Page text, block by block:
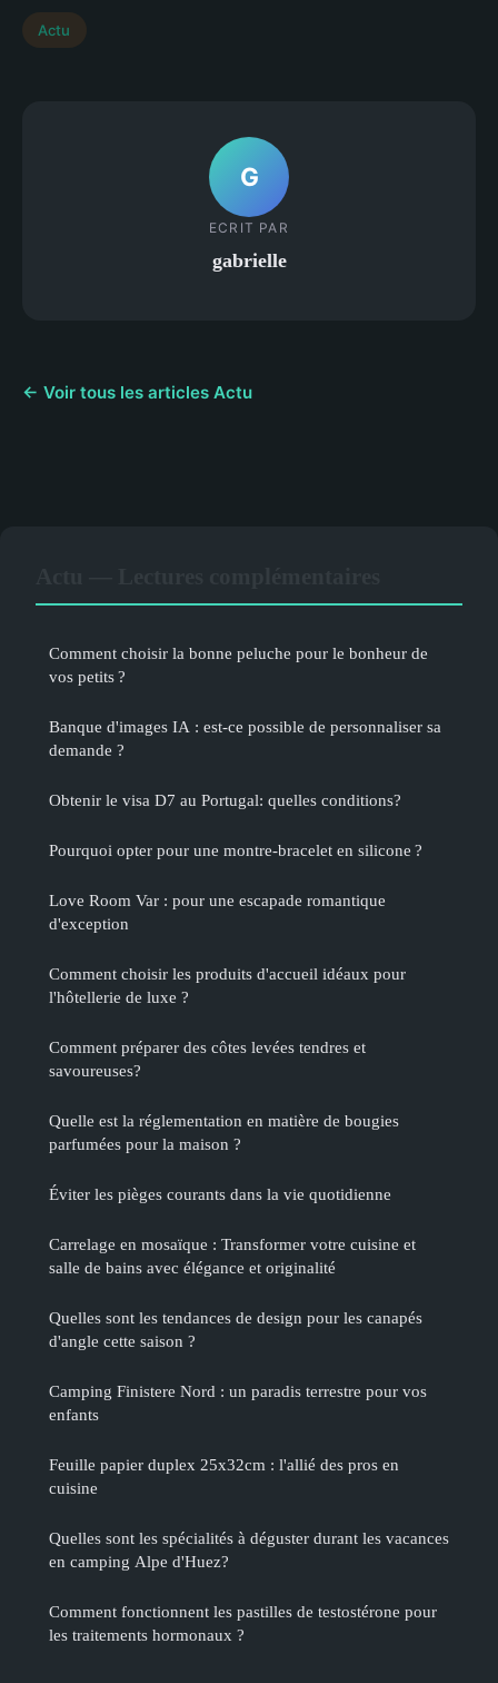
Actu
G
ECRIT PAR
gabrielle
← Voir tous les articles Actu
Comment choisir la bonne peluche pour le bonheur de
vos petits ?
Banque d'images IA : est-ce possible de personnaliser sa
demande ?
Obtenir le visa D7 au Portugal: quelles conditions?
Pourquoi opter pour une montre-bracelet en silicone ?
Love Room Var : pour une escapade romantique
d'exception
Comment choisir les produits d'accueil idéaux pour
l'hôtellerie de luxe ?
Comment préparer des côtes levées tendres et
savoureuses?
Quelle est la réglementation en matière de bougies
parfumées pour la maison ?
Éviter les pièges courants dans la vie quotidienne
Carrelage en mosaïque : Transformer votre cuisine et
salle de bains avec élégance et originalité
Quelles sont les tendances de design pour les canapés
d'angle cette saison ?
Camping Finistere Nord : un paradis terrestre pour vos
enfants
Feuille papier duplex 25x32cm : l'allié des pros en
cuisine
Quelles sont les spécialités à déguster durant les vacances
en camping Alpe d'Huez?
Comment fonctionnent les pastilles de testostérone pour
les traitements hormonaux ?